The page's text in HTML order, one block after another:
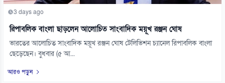
3 days ago
রিপাবলিক বাংলা ছাড়লেন আলোচিত সাংবাদিক ময়ূখ রঞ্জন ঘোষ
ভারতের আলোচিত সাংবাদিক ময়ূখ রঞ্জন ঘোষ টেলিভিশন চ্যানেল রিপাবলিক বাংলা
ছেড়েছেন। বুধবার (৫ আ...
আরও পড়ুন